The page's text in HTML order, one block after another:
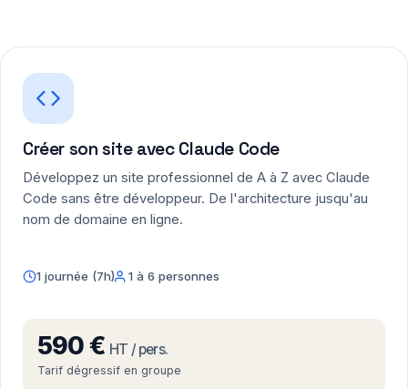
Créer son site avec Claude Code
Développez un site professionnel de A à Z avec Claude
Code sans être développeur. De l'architecture jusqu'au
nom de domaine en ligne.
1 journée (7h) 1 à 6 personnes
590 € HT / pers.
Tarif dégressif en groupe